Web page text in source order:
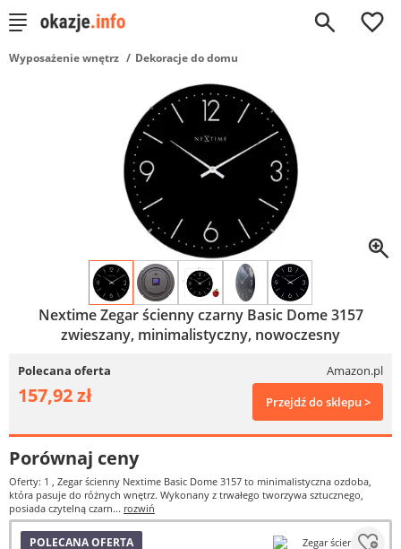
0
Wyposażenie wnętrz Dekoracje do domu
Nextime Zegar ścienny czarny Basic Dome 3157
zwieszany, minimalistyczny, nowoczesny
Polecana oferta Amazon.pl
157,92 zł Przejdź do sklepu >
Porównaj ceny
Oferty: 1 , Zegar ścienny Nextime Basic Dome 3157 to minimalistyczna ozdoba,
która pasuje do różnych wnętrz. Wykonany z trwałego tworzywa sztucznego,
posiada czytelną czarn... rozwiń
POLECANA OFERTA